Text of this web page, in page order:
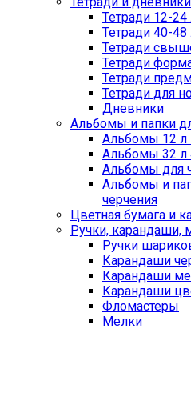
Тетради 12-24
Тетради 40-48
Тетради
Тетради
Тетради
Тетради для
Дневники
Альбомы и папки
Альбомы 12 л
Альбомы 32 л
Альбомы для
Альбомы и
черчения
Цветная бумага и
Ручки, карандаши,
Ручки
Карандаши
Карандаши
Карандаши
Фломастеры
Мелки